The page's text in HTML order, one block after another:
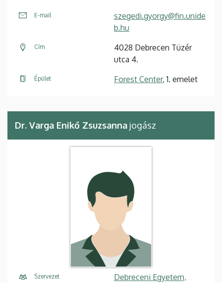
E-mail
szegedi.gyorgy@fin.unide
b.hu
Cím
4028 Debrecen Tüzér
utca 4.
Épület Forest Center, 1. emelet
Dr. Varga Enikő Zsuzsanna jogász
Szervezet
Debreceni Egyetem,